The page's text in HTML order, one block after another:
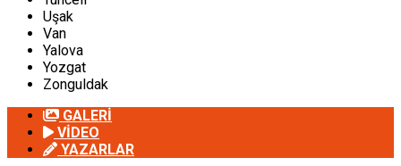
Uşak
Van
Yalova
Yozgat
Zonguldak
GALERİ
VİDEO
YAZARLAR